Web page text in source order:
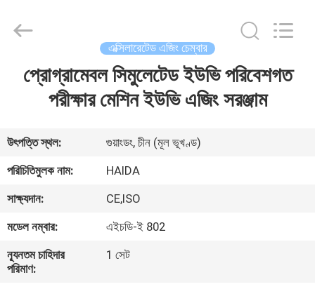
বাড়ি
ভিডিও
ভিআর
শো
এক্সিলারেটেড এজিং চেম্বার
প্রোগ্রামেবল সিমুলেটেড ইউভি পরিবেশগত
পরীক্ষার মেশিন ইউভি এজিং সরঞ্জাম
উৎপত্তি স্থল:
গুয়াংডং, চীন (মূল ভূখণ্ড)
পরিচিতিমুলক নাম:
HAIDA
সাক্ষ্যদান:
CE,ISO
মডেল নম্বার:
এইচডি-ই 802
ন্যূনতম চাহিদার
পরিমাণ:
1 সেট